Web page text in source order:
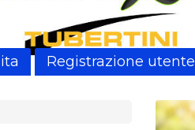
Registrazione utente